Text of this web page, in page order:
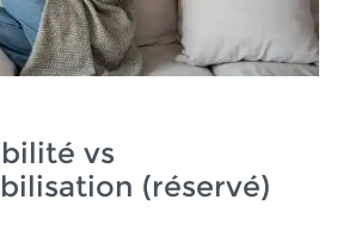
vs
(réservé)